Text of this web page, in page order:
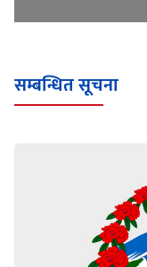
सम्बन्धित सूचना